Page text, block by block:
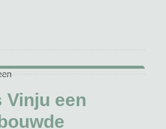
Vinju een